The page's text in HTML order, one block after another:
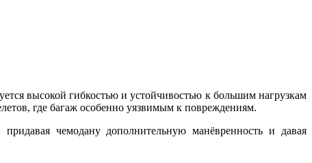
высокой гибкостью и устойчивостью к большим нагрузкам
где багаж особенно уязвимым к повреждениям.
чемодану дополнительную манёвренность и давая